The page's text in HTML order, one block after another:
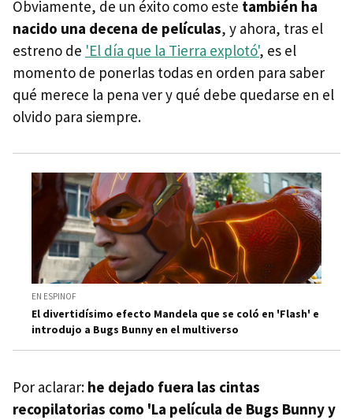
Obviamente, de un éxito como este también ha
nacido una decena de películas, y ahora, tras el
estreno de 'El día que la Tierra explotó', es el
momento de ponerlas todas en orden para saber
qué merece la pena ver y qué debe quedarse en el
olvido para siempre.
EN ESPINOF
El divertidísimo efecto Mandela que se coló en 'Flash' e
introdujo a Bugs Bunny en el multiverso
Por aclarar: he dejado fuera las cintas
recopilatorias como 'La película de Bugs Bunny y